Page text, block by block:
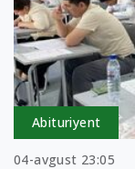
Abituriyent
04-avgust 23:05